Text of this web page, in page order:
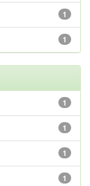
1
1
1
1
1
1